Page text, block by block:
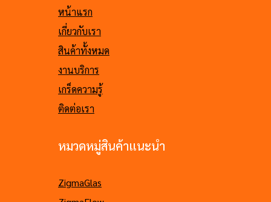
หน้าแรก
เกี่ยวกับเรา
สินค้าทั้งหมด
งานบริการ
เกร็ดความรู้
ติดต่อเรา
หมวดหมู่สินค้าแนะนำ
ZigmaGlas